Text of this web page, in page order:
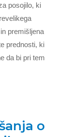
posojilo, ki
premišljena
prednosti, ki
da bi pri tem
o